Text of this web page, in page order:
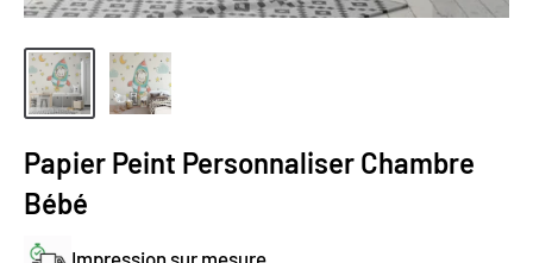
Papier Peint Personnaliser Chambre
Bébé
Impression sur mesure